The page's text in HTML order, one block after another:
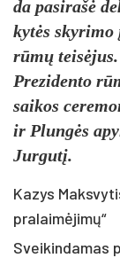
da pa­si­rašė
kytės sky­ri­mo
rūmų
Pre­zi­den­to
sai­kos
ir Plungės
Jur­gutį.
Kazys
pralaimėjimų“
Svei­kin­da­mas